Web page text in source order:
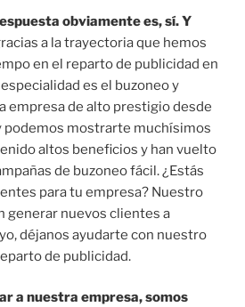
obviamente es, sí. Y
a la trayectoria que hemos
en el reparto de publicidad en
es el buzoneo y
empresa de alto prestigio desde
podemos mostrarte muchísimos
altos beneficios y han vuelto
de buzoneo fácil. ¿Estás
para tu empresa? Nuestro
generar nuevos clientes a
déjanos ayudarte con nuestro
de publicidad.
a nuestra empresa, somos